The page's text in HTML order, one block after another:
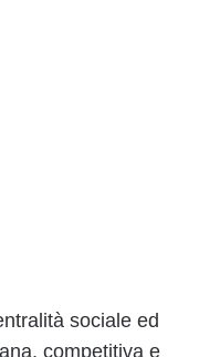
sociale ed
competitiva e